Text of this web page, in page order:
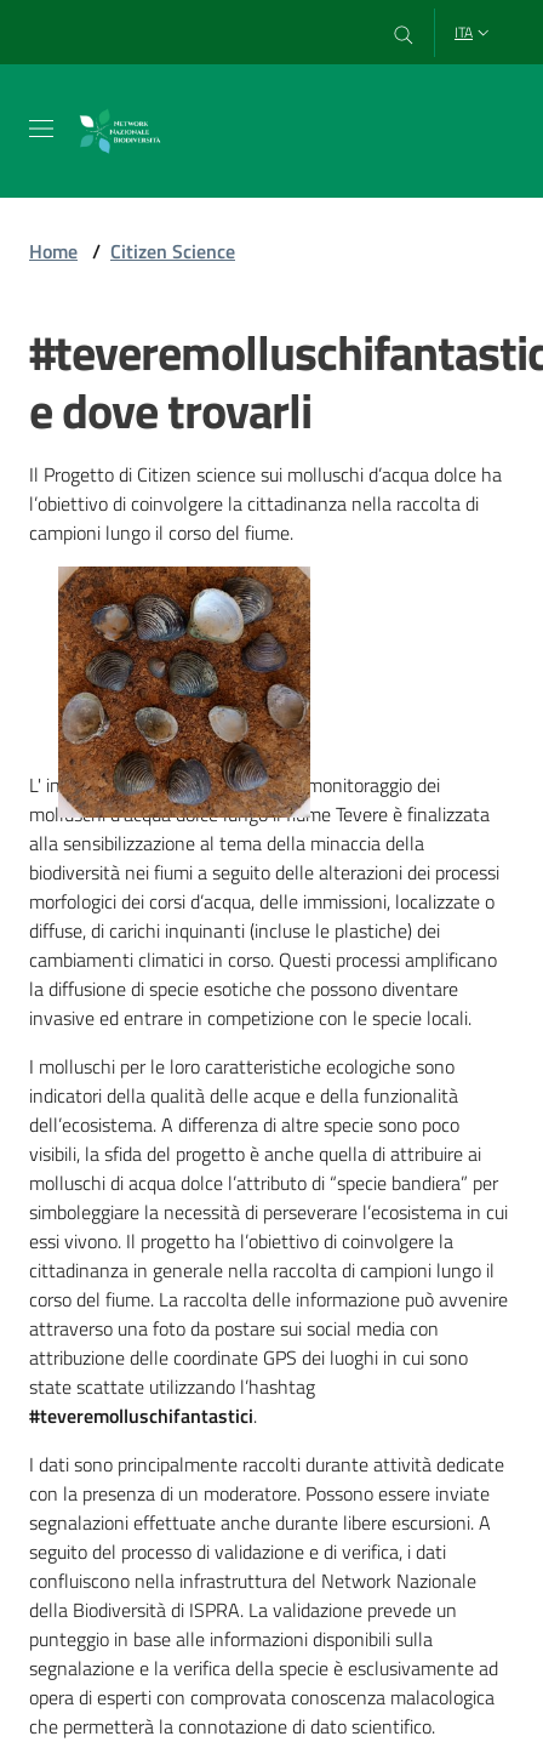
ITA
Chi
e
i
Strumenti
risorse
Citizen
Science
Progetti
Educazione
e
formazione
ambientale
Eventi
e
notizie
Progetto
PNRR
DigitAP
Monitoraggio
SNB2030
Scrivici
Seguici
su
Home / Citizen Science
e dove trovarli
Il Progetto di Citizen science sui molluschi d’acqua dolce ha
l’obiettivo di coinvolgere la cittadinanza nella raccolta di
campioni lungo il corso del fiume.
L' iniziativa di Citizen science per il monitoraggio dei
molluschi d’acqua dolce lungo il fiume Tevere è finalizzata
alla sensibilizzazione al tema della minaccia della
biodiversità nei fiumi a seguito delle alterazioni dei processi
morfologici dei corsi d’acqua, delle immissioni, localizzate o
diffuse, di carichi inquinanti (incluse le plastiche) dei
cambiamenti climatici in corso. Questi processi amplificano
la diffusione di specie esotiche che possono diventare
invasive ed entrare in competizione con le specie locali.
I molluschi per le loro caratteristiche ecologiche sono
indicatori della qualità delle acque e della funzionalità
dell’ecosistema. A differenza di altre specie sono poco
visibili, la sfida del progetto è anche quella di attribuire ai
molluschi di acqua dolce l’attributo di “specie bandiera” per
simboleggiare la necessità di perseverare l’ecosistema in cui
essi vivono. Il progetto ha l’obiettivo di coinvolgere la
cittadinanza in generale nella raccolta di campioni lungo il
corso del fiume. La raccolta delle informazione può avvenire
attraverso una foto da postare sui social media con
attribuzione delle coordinate GPS dei luoghi in cui sono
state scattate utilizzando l’hashtag
#teveremolluschifantastici.
I dati sono principalmente raccolti durante attività dedicate
con la presenza di un moderatore. Possono essere inviate
segnalazioni effettuate anche durante libere escursioni. A
seguito del processo di validazione e di verifica, i dati
confluiscono nella infrastruttura del Network Nazionale
della Biodiversità di ISPRA. La validazione prevede un
punteggio in base alle informazioni disponibili sulla
segnalazione e la verifica della specie è esclusivamente ad
opera di esperti con comprovata conoscenza malacologica
che permetterà la connotazione di dato scientifico.